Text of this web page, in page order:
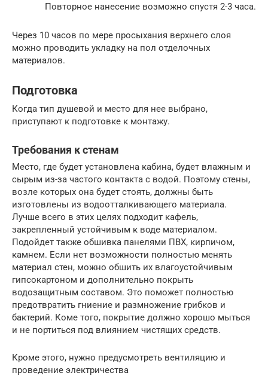
Повторное нанесение возможно спустя 2-3 часа.
Через 10 часов по мере просыхания верхнего слоя
можно проводить укладку на пол отделочных
материалов.
Подготовка
Когда тип душевой и место для нее выбрано,
приступают к подготовке к монтажу.
Требования к стенам
Место, где будет установлена кабина, будет влажным и
сырым из-за частого контакта с водой. Поэтому стены,
возле которых она будет стоять, должны быть
изготовлены из водоотталкивающего материала.
Лучше всего в этих целях подходит кафель,
закрепленный устойчивым к воде материалом.
Подойдет также обшивка панелями ПВХ, кирпичом,
камнем. Если нет возможности полностью менять
материал стен, можно обшить их влагоустойчивым
гипсокартоном и дополнительно покрыть
водозащитным составом. Это поможет полностью
предотвратить гниение и размножение грибков и
бактерий. Коме того, покрытие должно хорошо мыться
и не портиться под влиянием чистящих средств.
Кроме этого, нужно предусмотреть вентиляцию и
проведение электричества